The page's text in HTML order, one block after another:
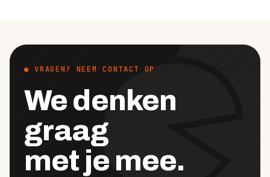
● VRAGEN? NEEM CONTACT OP
We denken
graag
met je mee.